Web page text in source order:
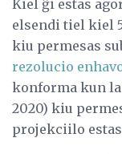
Kiel ĝi estas
elsendi tiel kiel
kiu permesas
rezolucio
konforma kun la
2020) kiu
projekciilo estas